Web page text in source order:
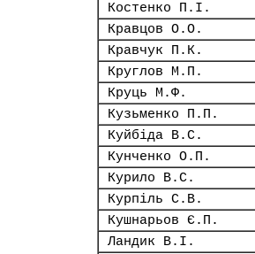
Костенко П.І.
Кравцов О.О.
Кравчук П.К.
Круглов М.П.
Круць М.Ф.
Кузьменко П.П.
Куйбіда В.С.
Кунченко О.П.
Курило В.С.
Курпіль С.В.
Кушнарьов Є.П.
Ландик В.І.